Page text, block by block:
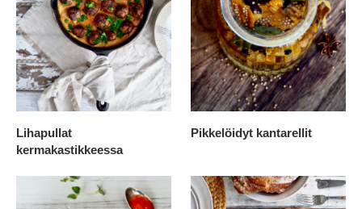
Lihapullat
kermakastikkeessa
Pikkelöidyt kantarellit